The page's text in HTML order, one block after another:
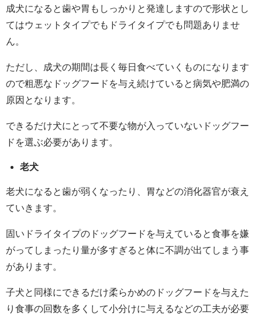
成犬になると歯や胃もしっかりと発達しますので形状とし
てはウェットタイプでもドライタイプでも問題ありませ
ん。
ただし、成犬の期間は長く毎日食べていくものになります
ので粗悪なドッグフードを与え続けていると病気や肥満の
原因となります。
できるだけ犬にとって不要な物が入っていないドッグフー
ドを選ぶ必要があります。
老犬
老犬になると歯が弱くなったり、胃などの消化器官が衰え
ていきます。
固いドライタイプのドッグフードを与えていると食事を嫌
がってしまったり量が多すぎると体に不調が出てしまう事
があります。
子犬と同様にできるだけ柔らかめのドッグフードを与えた
り食事の回数を多くして小分けに与えるなどの工夫が必要